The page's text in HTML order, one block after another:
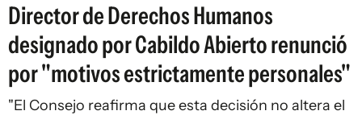
Director de Derechos Humanos
designado por Cabildo Abierto renunció
por "motivos estrictamente personales"
"El Consejo reafirma que esta decisión no altera el